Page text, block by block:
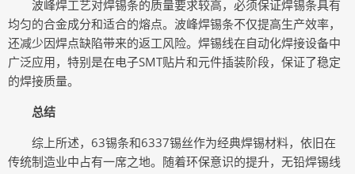
波峰焊工艺对焊锡条的质量要求较高，必须保证焊锡条具有
均匀的合金成分和适合的熔点。波峰焊锡条不仅提高生产效率，
还减少因焊点缺陷带来的返工风险。焊锡线在自动化焊接设备中
广泛应用，特别是在电子SMT贴片和元件插装阶段，保证了稳定
的焊接质量。
总结
综上所述，63锡条和6337锡丝作为经典焊锡材料，依旧在
传统制造业中占有一席之地。随着环保意识的提升，无铅焊锡线